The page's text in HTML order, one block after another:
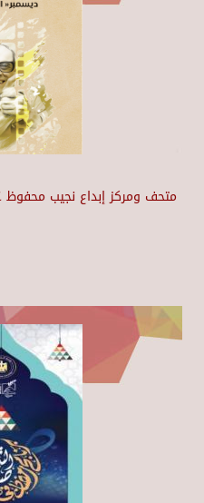
متحف ومركز إبداع نجيب محفوظ ١١٤ عاماً على ميلاد صاحب الثلاثية